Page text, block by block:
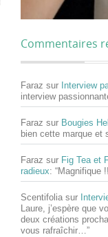
Commentaires
Faraz sur Interview
interview
Faraz sur Bougies
bien cette marque et
Faraz sur Fig Tea et
radieux: “Magnifique !!
Scentifolia sur
Laure, j’espère que
deux créations
vous rafraîchir…”